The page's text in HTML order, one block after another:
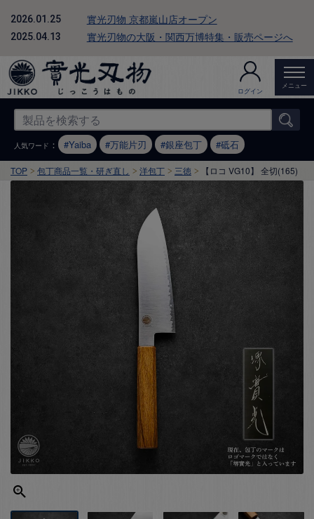
2026.01.25 實光刃物 京都嵐山店オープン
2025.04.13 實光刃物の大阪・関西万博特集・販売ページへ
ログイン
メニュー
人気ワード ： Yaiba 万能片刃 銀座包丁 砥石
TOP 包丁商品一覧・研ぎ直し 洋包丁 三徳 【ロコ VG10】 全切(165)